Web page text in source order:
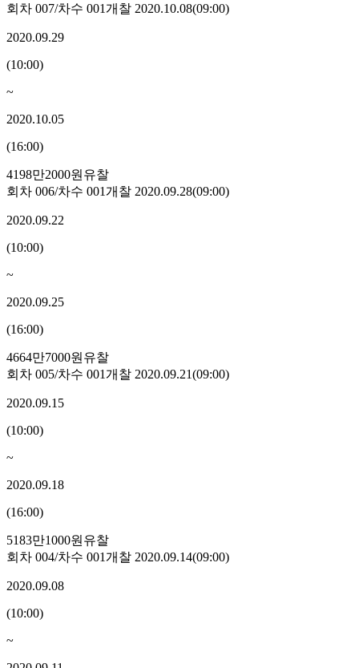
회차 007/차수 001개찰 2020.10.08(09:00)
2020.09.29
(10:00)
~
2020.10.05
(16:00)
4198만2000원 유찰
회차 006/차수 001개찰 2020.09.28(09:00)
2020.09.22
(10:00)
~
2020.09.25
(16:00)
4664만7000원 유찰
회차 005/차수 001개찰 2020.09.21(09:00)
2020.09.15
(10:00)
~
2020.09.18
(16:00)
5183만1000원 유찰
회차 004/차수 001개찰 2020.09.14(09:00)
2020.09.08
(10:00)
~